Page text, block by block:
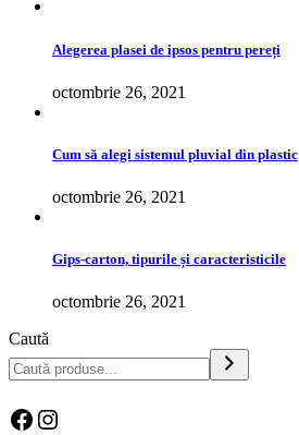
Alegerea plasei de ipsos pentru pereți
octombrie 26, 2021
Cum să alegi sistemul pluvial din plastic
octombrie 26, 2021
Gips-carton, tipurile și caracteristicile
octombrie 26, 2021
Caută
Facebook
Instagram